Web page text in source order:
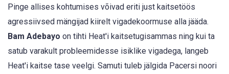
Pinge allises kohtumises võivad eriti just kaitsetöös
agressiivsed mängijad kiirelt vigadekoormuse alla jääda.
Bam Adebayo on tihti Heat'i kaitsetugisammas ning kui ta
satub varakult probleemidesse isiklike vigadega, langeb
Heat'i kaitse tase veelgi. Samuti tuleb jälgida Pacersi noori